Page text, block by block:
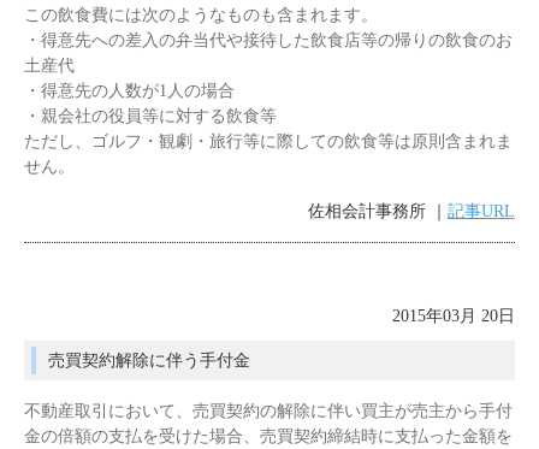
この飲食費には次のようなものも含まれます。
・得意先への差入の弁当代や接待した飲食店等の帰りの飲食のお
土産代
・得意先の人数が1人の場合
・親会社の役員等に対する飲食等
ただし、ゴルフ・観劇・旅行等に際しての飲食等は原則含まれま
せん。
佐相会計事務所 ｜ 記事URL
2015年03月 20日
売買契約解除に伴う手付金
不動産取引において、売買契約の解除に伴い買主が売主から手付
金の倍額の支払を受けた場合、売買契約締結時に支払った金額を